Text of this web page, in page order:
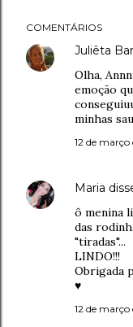
COMENTÁRIOS
Juliêta
Olha,
emoção
minhas
12 de março
Maria
ô menina
das
"tiradas"...
LINDO!!!
Obrigada
♥
12 de